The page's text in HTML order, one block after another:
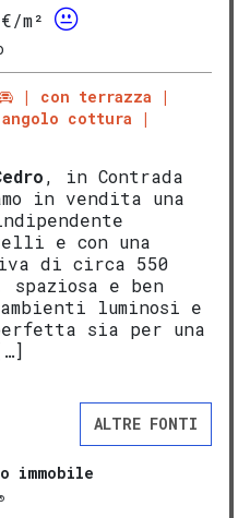
m²
con terrazza
angolo cottura
, in Contrada
in vendita una
e con una
di circa 550
e ben
luminosi e
sia per una
ALTRE FONTI
immobile